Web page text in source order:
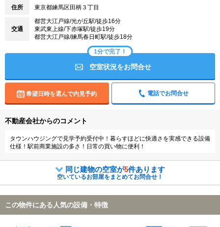
住所 東京都練馬区田柄３丁目
交通
都営大江戸線/光が丘駅/徒歩16分
東武東上線/下赤塚駅/徒歩19分
都営大江戸線/練馬春日町駅/徒歩18分
1分で完了！
空室状況をお問合せ
希望日時を選んで内見予約 電話でお問合せ
不動産会社からのコメント
タウンハウジングで見学予約受付中！暮らすほどに快適さを実感できる設備
仕様！駅前商業施設の多さ！日常の買い物に便利！
同じ建物の空室が5件あります
空いているお部屋をまとめてお問合せ！
この物件にある人気の設備・特徴